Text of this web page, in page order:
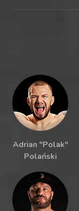
Adrian "Polak"
Polański